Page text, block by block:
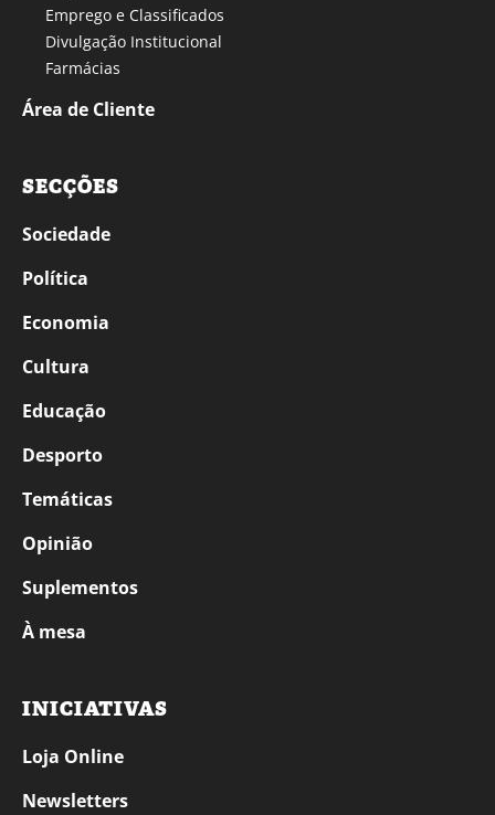
Emprego e Classificados
Divulgação Institucional
Farmácias
Área de Cliente
SECÇÕES
Sociedade
Política
Economia
Cultura
Educação
Desporto
Temáticas
Opinião
Suplementos
À mesa
INICIATIVAS
Loja Online
Newsletters